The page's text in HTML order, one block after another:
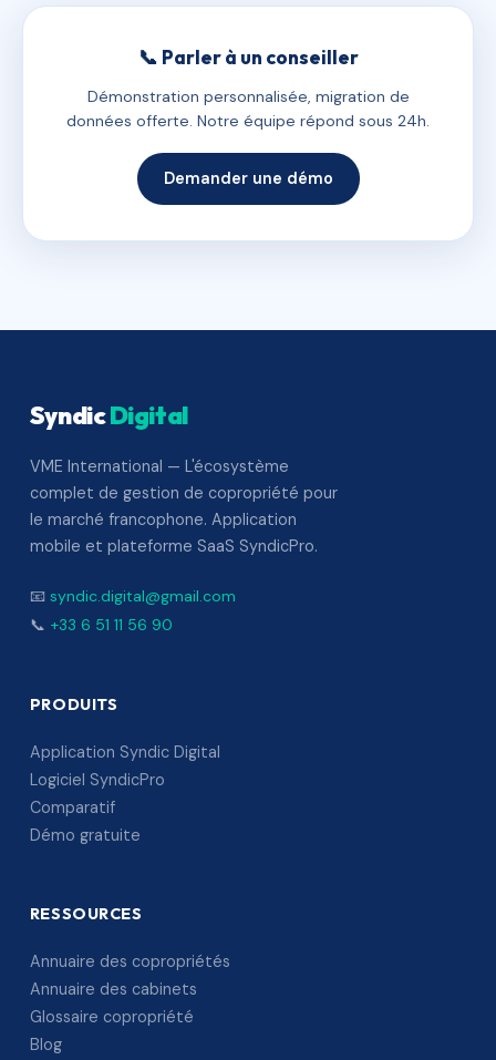
📞 Parler à un conseiller
Démonstration personnalisée, migration de
données offerte. Notre équipe répond sous 24h.
Demander une démo
SyndicDigital
VME International — L'écosystème
complet de gestion de copropriété pour
le marché francophone. Application
mobile et plateforme SaaS SyndicPro.
📧 syndic.digital@gmail.com
📞 +33 6 51 11 56 90
PRODUITS
Application Syndic Digital
Logiciel SyndicPro
Comparatif
Démo gratuite
RESSOURCES
Annuaire des copropriétés
Annuaire des cabinets
Glossaire copropriété
Blog